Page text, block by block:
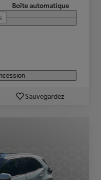
Boîte automatique
Sauvegardez